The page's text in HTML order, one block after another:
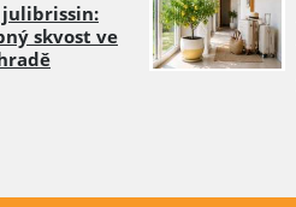
skvost ve